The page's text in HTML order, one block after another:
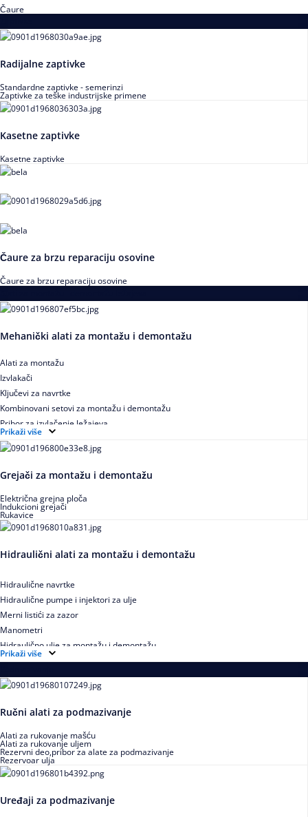
Čaure
Radijalne zaptivke
Standardne zaptivke - semerinzi
Zaptivke za teške industrijske primene
Kasetne zaptivke
Kasetne zaptivke
Čaure za brzu reparaciju osovine
Čaure za brzu reparaciju osovine
Mehanički alati za montažu i demontažu
Alati za montažu
Izvlakači
Ključevi za navrtke
Kombinovani setovi za montažu i demontažu
Pribor za izvlačenje ležajeva
Prikaži više
Grejači za montažu i demontažu
Električna grejna ploča
Indukcioni grejači
Rukavice
Hidraulični alati za montažu i demontažu
Hidraulične navrtke
Hidraulične pumpe i injektori za ulje
Merni listići za zazor
Manometri
Hidraulično ulje za montažu i demontažu
Prikaži više
Ručni alati za podmazivanje
Alati za rukovanje mašću
Alati za rukovanje uljem
Rezervni deo,pribor za alate za podmazivanje
Rezervoar ulja
Uređaji za podmazivanje